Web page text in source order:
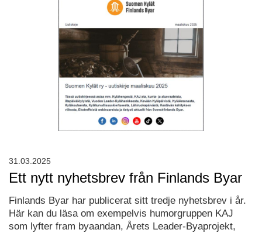
Ett nytt nyhetsbrev från Finlands Byar
Finlands Byar har publicerat sitt tredje nyhetsbrev i år.
Här kan du läsa om exempelvis humorgruppen KAJ
som lyfter fram byaandan, Årets Leader-Byaprojekt,
31.03.2025